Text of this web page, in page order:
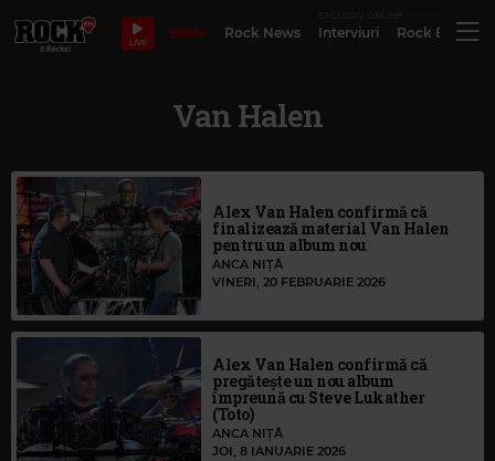
LIVE
Bilete Rock News Interviuri Rock
Van Halen
Alex Van Halen confirmă că
finalizează material Van Halen
pentru un album nou
ANCA NIȚĂ
VINERI, 20 FEBRUARIE 2026
Alex Van Halen confirmă că
pregătește un nou album
împreună cu Steve Lukather
(Toto)
ANCA NIȚĂ
JOI, 8 IANUARIE 2026